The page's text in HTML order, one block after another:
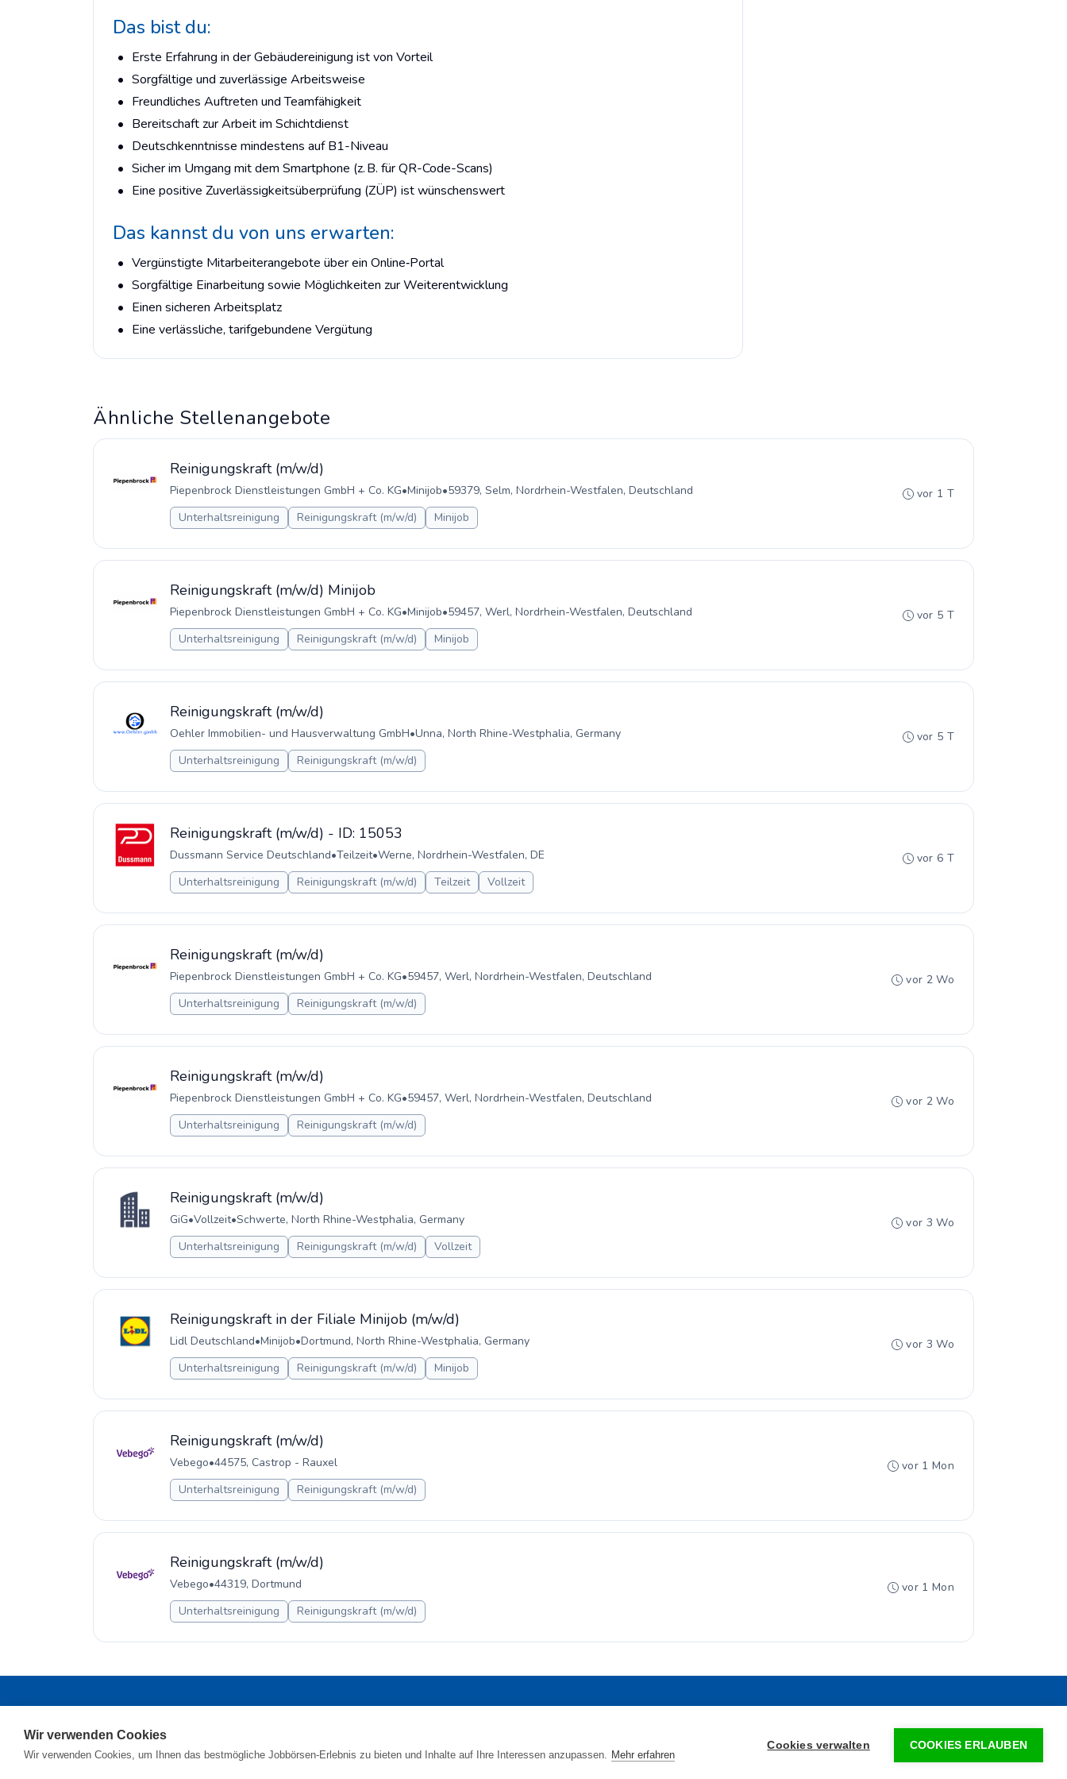
Das bist du:
Erste Erfahrung in der Gebäudereinigung ist von Vorteil
Sorgfältige und zuverlässige Arbeitsweise
Freundliches Auftreten und Teamfähigkeit
Bereitschaft zur Arbeit im Schichtdienst
Deutschkenntnisse mindestens auf B1-Niveau
Sicher im Umgang mit dem Smartphone (z. B. für QR-Code-Scans)
Eine positive Zuverlässigkeitsüberprüfung (ZÜP) ist wünschenswert
Das kannst du von uns erwarten:
Vergünstigte Mitarbeiterangebote über ein Online‑Portal
Sorgfältige Einarbeitung sowie Möglichkeiten zur Weiterentwicklung
Einen sicheren Arbeitsplatz
Eine verlässliche, tarifgebundene Vergütung
Ähnliche Stellenangebote
Reinigungskraft (m/w/d)
Piepenbrock Dienstleistungen GmbH + Co. KG•Minijob•59379, Selm, Nordrhein-Westfalen, Deutschland
Unterhaltsreinigung
Reinigungskraft (m/w/d) Minijob
vor 1 T
Reinigungskraft (m/w/d) Minijob
Piepenbrock Dienstleistungen GmbH + Co. KG•Minijob•59457, Werl, Nordrhein-Westfalen, Deutschland
Unterhaltsreinigung
Reinigungskraft (m/w/d) Minijob
vor 5 T
Reinigungskraft (m/w/d)
Oehler Immobilien- und Hausverwaltung GmbH•Unna, North Rhine-Westphalia, Germany
Unterhaltsreinigung
Reinigungskraft (m/w/d)
vor 5 T
Reinigungskraft (m/w/d) - ID: 15053
Dussmann Service Deutschland•Teilzeit•Werne, Nordrhein-Westfalen, DE
Unterhaltsreinigung
Reinigungskraft (m/w/d) Teilzeit Vollzeit
vor 6 T
Reinigungskraft (m/w/d)
Piepenbrock Dienstleistungen GmbH + Co. KG•59457, Werl, Nordrhein-Westfalen, Deutschland
Unterhaltsreinigung
Reinigungskraft (m/w/d)
vor 2 Wo
Reinigungskraft (m/w/d)
Piepenbrock Dienstleistungen GmbH + Co. KG•59457, Werl, Nordrhein-Westfalen, Deutschland
Unterhaltsreinigung
Reinigungskraft (m/w/d)
vor 2 Wo
Reinigungskraft (m/w/d)
GiG•Vollzeit•Schwerte, North Rhine-Westphalia, Germany
Unterhaltsreinigung
Reinigungskraft (m/w/d) Vollzeit
vor 3 Wo
Reinigungskraft in der Filiale Minijob (m/w/d)
Lidl Deutschland•Minijob•Dortmund, North Rhine-Westphalia, Germany
Unterhaltsreinigung
Reinigungskraft (m/w/d) Minijob
vor 3 Wo
Reinigungskraft (m/w/d)
Vebego•44575, Castrop - Rauxel
Unterhaltsreinigung
Reinigungskraft (m/w/d)
vor 1 Mon
Reinigungskraft (m/w/d)
Vebego•44319, Dortmund
Unterhaltsreinigung
Reinigungskraft (m/w/d)
vor 1 Mon
Wir verwenden Cookies
Wir verwenden Cookies, um Ihnen das bestmögliche Jobbörsen-Erlebnis zu bieten und Inhalte auf Ihre Interessen anzupassen. Mehr erfahren
Cookies verwalten COOKIES ERLAUBEN